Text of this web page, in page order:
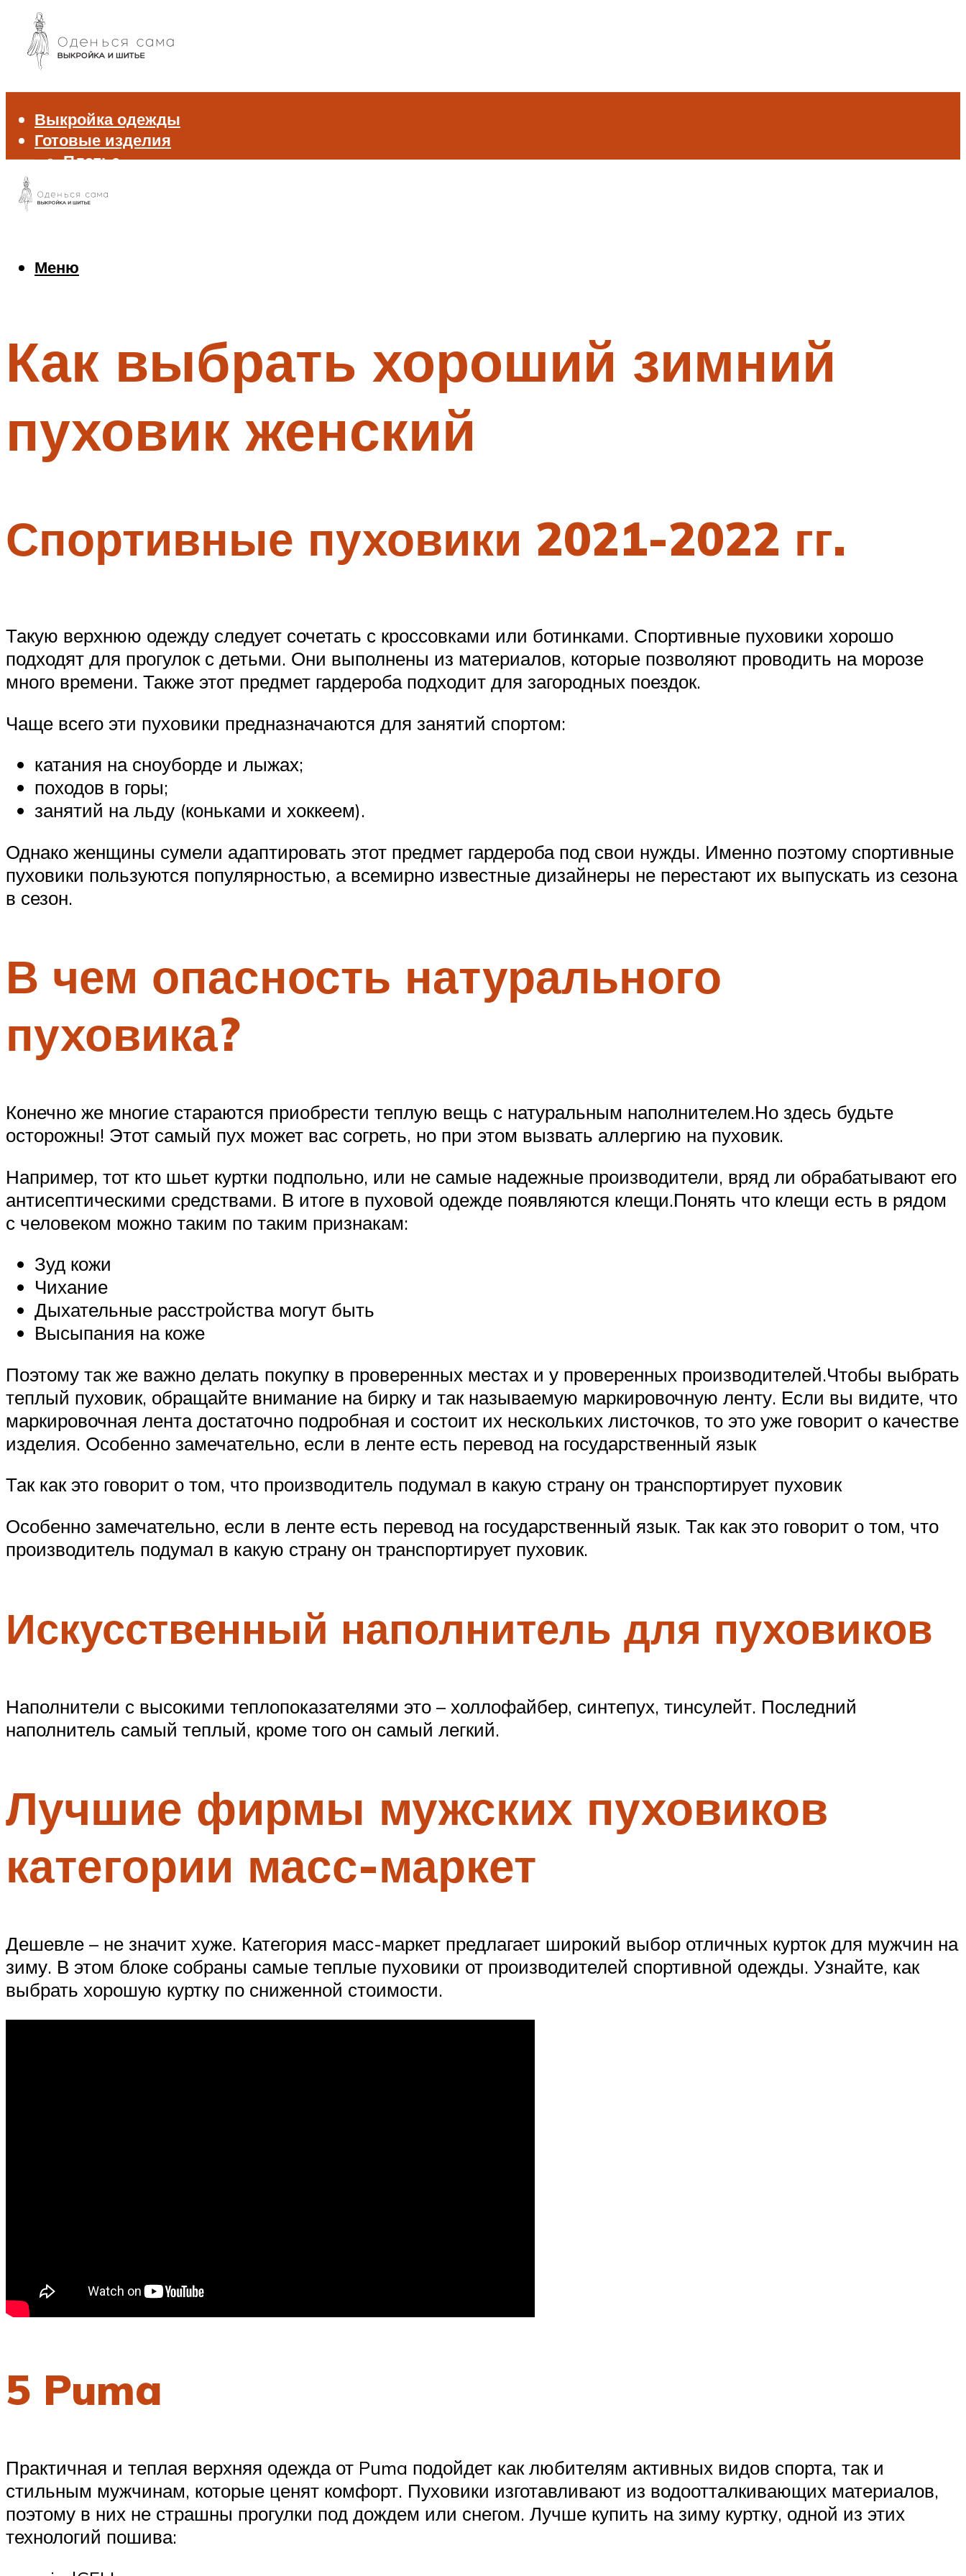
Выкройка одежды
Готовые изделия
Платье
Блуза и рубашка
Джемпер и свитер
Меню
Меню
Как выбрать хороший зимний
пуховик женский
Спортивные пуховики 2021-2022 гг.
Такую верхнюю одежду следует сочетать с кроссовками или ботинками. Спортивные пуховики хорошо
подходят для прогулок с детьми. Они выполнены из материалов, которые позволяют проводить на морозе
много времени. Также этот предмет гардероба подходит для загородных поездок.
Чаще всего эти пуховики предназначаются для занятий спортом:
катания на сноуборде и лыжах;
походов в горы;
занятий на льду (коньками и хоккеем).
Однако женщины сумели адаптировать этот предмет гардероба под свои нужды. Именно поэтому спортивные
пуховики пользуются популярностью, а всемирно известные дизайнеры не перестают их выпускать из сезона
в сезон.
В чем опасность натурального
пуховика?
Конечно же многие стараются приобрести теплую вещь с натуральным наполнителем.Но здесь будьте
осторожны! Этот самый пух может вас согреть, но при этом вызвать аллергию на пуховик.
Например, тот кто шьет куртки подпольно, или не самые надежные производители, вряд ли обрабатывают его
антисептическими средствами. В итоге в пуховой одежде появляются клещи.Понять что клещи есть в рядом
с человеком можно таким по таким признакам:
Зуд кожи
Чихание
Дыхательные расстройства могут быть
Высыпания на коже
Поэтому так же важно делать покупку в проверенных местах и у проверенных производителей.Чтобы выбрать
теплый пуховик, обращайте внимание на бирку и так называемую маркировочную ленту. Если вы видите, что
маркировочная лента достаточно подробная и состоит их нескольких листочков, то это уже говорит о качестве
изделия. Особенно замечательно, если в ленте есть перевод на государственный язык
Так как это говорит о том, что производитель подумал в какую страну он транспортирует пуховик
Особенно замечательно, если в ленте есть перевод на государственный язык. Так как это говорит о том, что
производитель подумал в какую страну он транспортирует пуховик.
Искусственный наполнитель для пуховиков
Наполнители с высокими теплопоказателями это – холлофайбер, синтепух, тинсулейт. Последний
наполнитель самый теплый, кроме того он самый легкий.
Лучшие фирмы мужских пуховиков
категории масс-маркет
Дешевле – не значит хуже. Категория масс-маркет предлагает широкий выбор отличных курток для мужчин на
зиму. В этом блоке собраны самые теплые пуховики от производителей спортивной одежды. Узнайте, как
выбрать хорошую куртку по сниженной стоимости.
5 Puma
Практичная и теплая верхняя одежда от Puma подойдет как любителям активных видов спорта, так и
стильным мужчинам, которые ценят комфорт. Пуховики изготавливают из водоотталкивающих материалов,
поэтому в них не страшны прогулки под дождем или снегом. Лучше купить на зиму куртку, одной из этих
технологий пошива: